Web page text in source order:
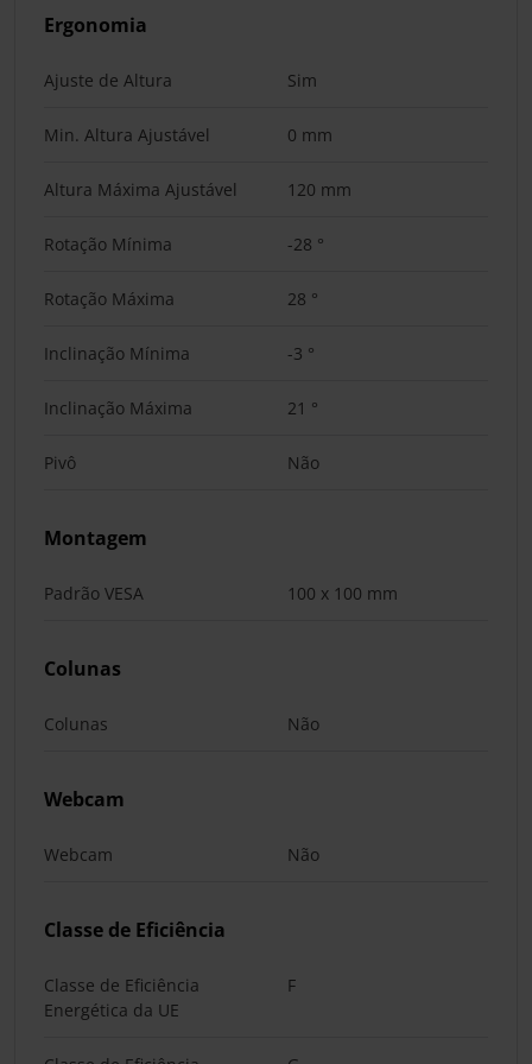
Ergonomia
Ajuste de Altura Sim
Min. Altura Ajustável 0 mm
Altura Máxima Ajustável 120 mm
Rotação Mínima -28 °
Rotação Máxima 28 °
Inclinação Mínima -3 °
Inclinação Máxima 21 °
Pivô Não
Montagem
Padrão VESA 100 x 100 mm
Colunas
Colunas Não
Webcam
Webcam Não
Classe de Eficiência
Classe de Eficiência
Energética da UE
F